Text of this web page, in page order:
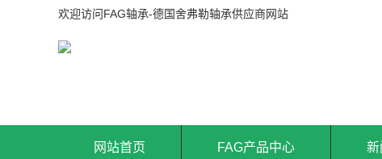
欢迎访问FAG轴承-德国舍弗勒轴承供应商网站
网站首页 FAG产品中心 新